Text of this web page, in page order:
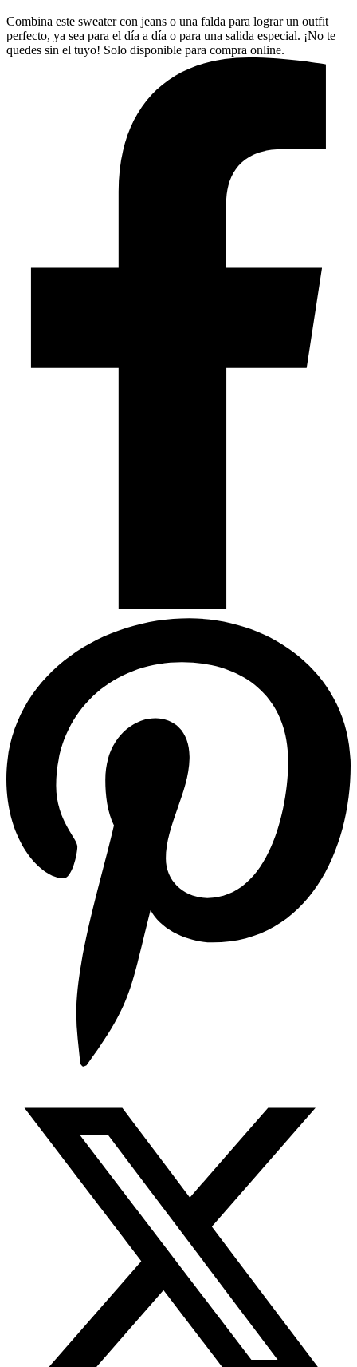
Combina este sweater con jeans o una falda para lograr un outfit
perfecto, ya sea para el día a día o para una salida especial. ¡No te
quedes sin el tuyo! Solo disponible para compra online.